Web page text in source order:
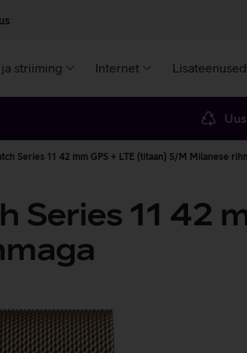
ja striiming Internet Lisateenused
Series 11 42 mm GPS + LTE (titaan) S/M Milanese
Series 11 42